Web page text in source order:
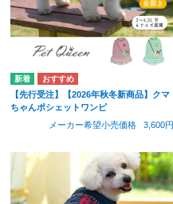
【先行受注】【2026年秋冬新商品】クマ
ちゃんポシェットワンピ
メーカー希望小売価格
3,600円